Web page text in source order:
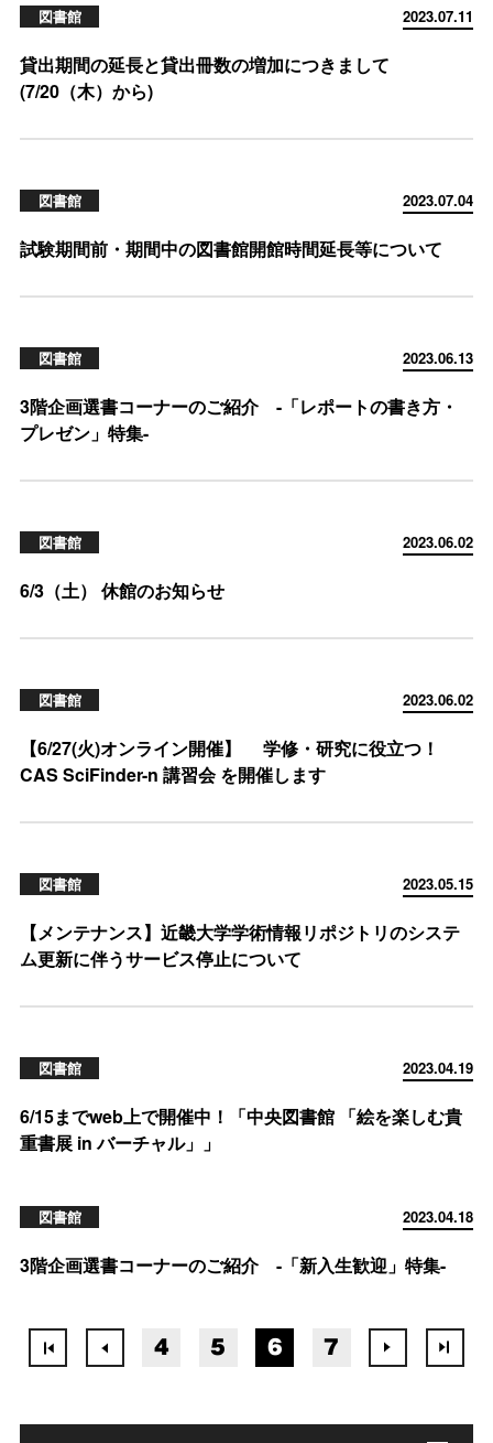
2023.07.11
図書館
貸出期間の延長と貸出冊数の増加につきまして
(7/20（木）から)
2023.07.04
図書館
試験期間前・期間中の図書館開館時間延長等について
2023.06.13
図書館
3階企画選書コーナーのご紹介 -「レポートの書き方・
プレゼン」特集-
2023.06.02
図書館
6/3（土） 休館のお知らせ
2023.06.02
図書館
【6/27(火)オンライン開催】 学修・研究に役立つ！
CAS SciFinder-n 講習会 を開催します
2023.05.15
図書館
【メンテナンス】近畿大学学術情報リポジトリのシステ
ム更新に伴うサービス停止について
2023.04.19
図書館
6/15までweb上で開催中！「中央図書館 「絵を楽しむ貴
重書展 in バーチャル」」
2023.04.18
図書館
3階企画選書コーナーのご紹介 -「新入生歓迎」特集-
4 5 6 7